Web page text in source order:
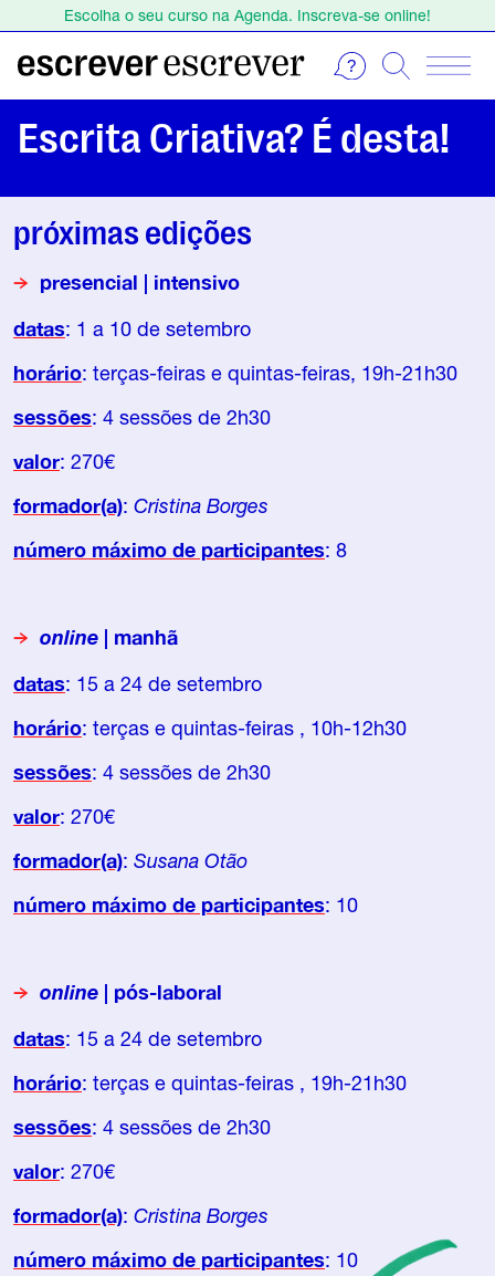
Escolha o seu curso na Agenda. Inscreva-se online!
Escolha o seu curso na Agenda. Inscreva-se online!
Escrita Criativa? É desta!
próximas edições
presencial | intensivo
datas: 1 a 10 de setembro
horário: terças-feiras e quintas-feiras, 19h-21h30
sessões: 4 sessões de 2h30
valor: 270€
formador(a): Cristina Borges
número máximo de participantes: 8
online | manhã
datas: 15 a 24 de setembro
horário: terças e quintas-feiras , 10h-12h30
sessões: 4 sessões de 2h30
valor: 270€
formador(a): Susana Otão
número máximo de participantes: 10
online | pós-laboral
datas: 15 a 24 de setembro
horário: terças e quintas-feiras , 19h-21h30
sessões: 4 sessões de 2h30
valor: 270€
formador(a): Cristina Borges
número máximo de participantes: 10